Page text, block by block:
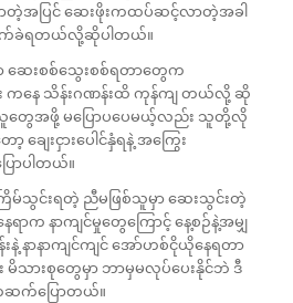
တဲ့အပြင် ဆေးဖိုးကထပ်ဆင့်လာတဲ့အခါ
ခက်ခဲရတယ်လို့ဆိုပါတယ်။
ဆေးစစ်သွေးစစ်ရတာတွေက
း ကနေ သိန်းဂဏန်းထိ ကုန်ကျ တယ်လို့ ဆို
ေအဖို့ မပြောပပေမယ့်လည်း သူတို့လို
ေးငှားပေါင်နှံရနဲ့ အကြွေး
ာပါတယ်။
သွင်းရတဲ့ ညီမဖြစ်သူမှာ ဆေးသွင်းတဲ့
ရာက နာကျင်မှုတွေကြောင့် နေ့စဉ်နဲ့အမျှ
နဲ့ နာနာကျင်ကျင် အော်ဟစ်ငိုယိုနေရတာ
သားစုတွေမှာ ဘာမှမလုပ်ပေးနိုင်ဘဲ ဒီ
က်ပြောတယ်။